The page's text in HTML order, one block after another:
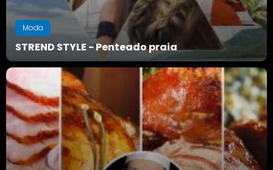
Moda
STREND STYLE - Penteado praia